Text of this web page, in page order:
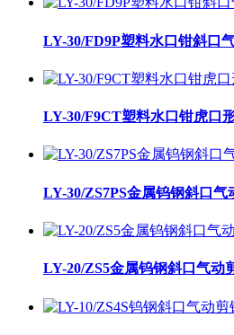
LY-30/FD9P塑料水口钳斜口
LY-30/F9CT塑料水口钳虎口
LY-30/ZS7PS金属钨钢斜口气
LY-20/ZS5金属钨钢斜口气动